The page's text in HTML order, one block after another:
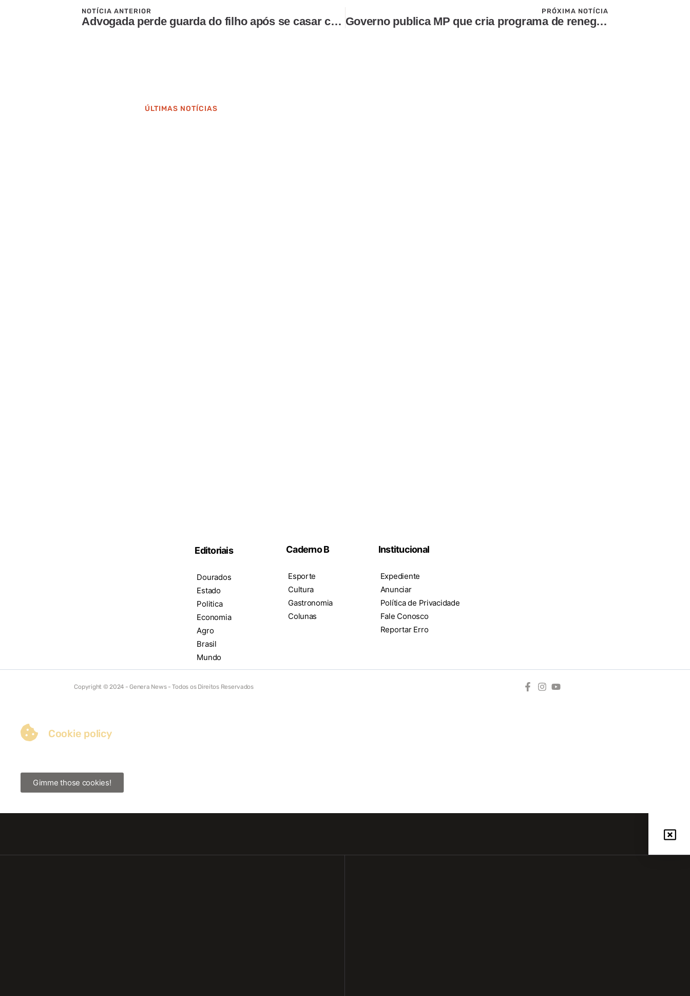
NOTÍCIA ANTERIOR
Advogada perde guarda do filho após se casar com Thiago Brennand, determina Justiça de SP
PRÓXIMA NOTÍCIA
Governo publica MP que cria programa de renegociação de dívidas rurais
ÚLTIMAS NOTÍCIAS
Editoriais
Dourados
Estado
Politica
Economia
Agro
Brasil
Mundo
Caderno B
Esporte
Cultura
Gastronomia
Colunas
Institucional
Expediente
Anunciar
Política de Privacidade
Fale Conosco
Reportar Erro
Copyright © 2024 - Genera News - Todos os Direitos Reservados
Cookie policy
Gimme those cookies!